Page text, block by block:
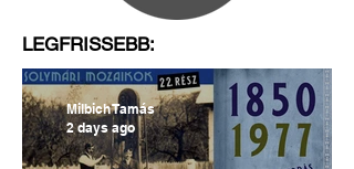
LEGFRISSEBB:
Milbich Tamás
2 days ago